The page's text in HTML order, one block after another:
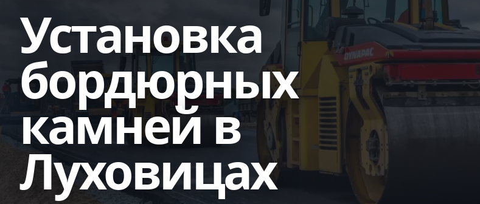
Установка
бордюрных
камней в
Луховицах